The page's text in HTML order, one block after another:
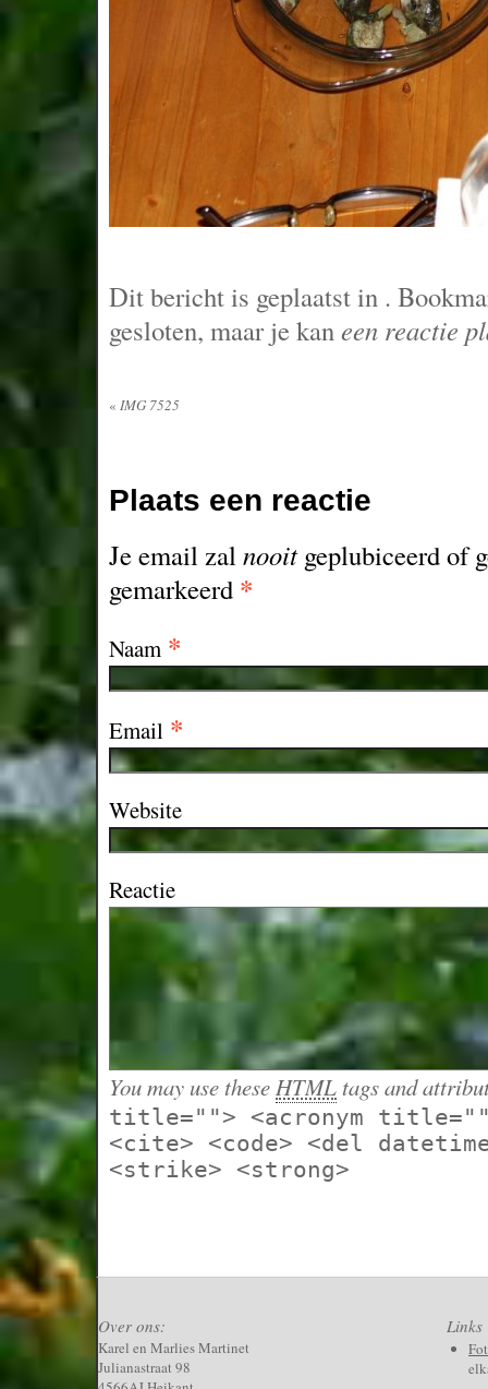
Dit bericht is geplaatst in .
gesloten, maar je kaneen reactie
« IMG 7525
Plaats een reactie
Je email zalnooitgeplubiceerd of
gemarkeerd *
Naam *
Email *
Website
Reactie
You may use theseHTML tags and
title=""> <acronym
<cite> <code> <del
<strike> <strong>
Over ons:
Karel en Marlies Martinet
Julianastraat 98
Links